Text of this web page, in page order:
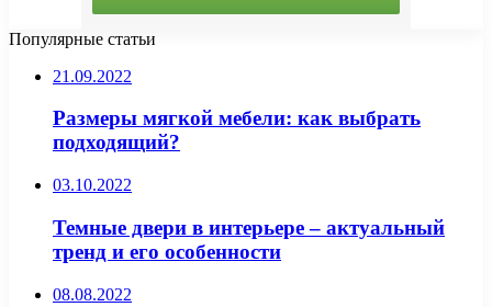
Популярные статьи
21.09.2022
Размеры мягкой мебели: как выбрать
подходящий?
03.10.2022
Темные двери в интерьере – актуальный
тренд и его особенности
08.08.2022